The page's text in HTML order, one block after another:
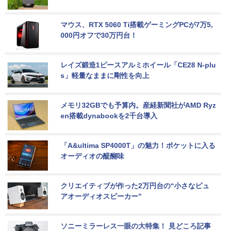
マウス、RTX 5060 Ti搭載ゲーミングPCが7万5,
000円オフで30万円台！
レイズ鍛造1ピースアルミホイール「CE28 N-plu
s」軽量なままに剛性を向上
メモリ32GBでも予算内。産経新聞社がAMD Ryz
en搭載dynabookを2千台導入
「A&ultima SP4000T」の魅力！ポケットに入る
オーディオの醍醐味
クリエイティブが作った2万円台の“小さなピュ
アオーディオスピーカー”
ソニーミラーレス一眼の大特集！ 見どころ記事